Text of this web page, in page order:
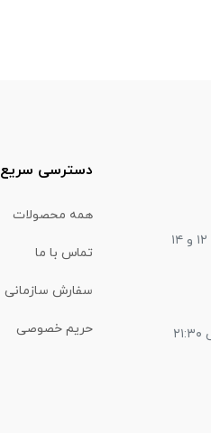
دسترسی سریع
همه محصولات
تماس با ما
سفارش سازمانی
حریم خصوصی